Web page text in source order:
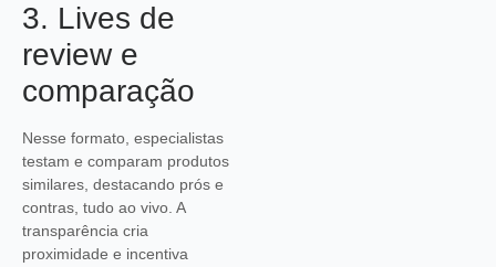
3. Lives de
review e
comparação
Nesse formato, especialistas
testam e comparam produtos
similares, destacando prós e
contras, tudo ao vivo. A
transparência cria
proximidade e incentiva